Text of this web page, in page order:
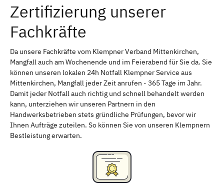
Erlangen Bamberg
Bayreuth
Schweinfurt Passau
Freising Rudelsdorf, Mittelfranken
Zertifizierung unserer
Fachkräfte
Da unsere Fachkräfte vom Klempner Verband Mittenkirchen,
Mangfall auch am Wochenende und im Feierabend für Sie da. Sie
können unseren lokalen 24h Notfall Klempner Service aus
Mittenkirchen, Mangfall jeder Zeit anrufen - 365 Tage im Jahr.
Damit jeder Notfall auch richtig und schnell behandelt werden
kann, unterziehen wir unseren Partnern in den
Handwerksbetrieben stets gründliche Prüfungen, bevor wir
Ihnen Aufträge zuteilen. So können Sie von unseren Klempnern
Bestleistung erwarten.